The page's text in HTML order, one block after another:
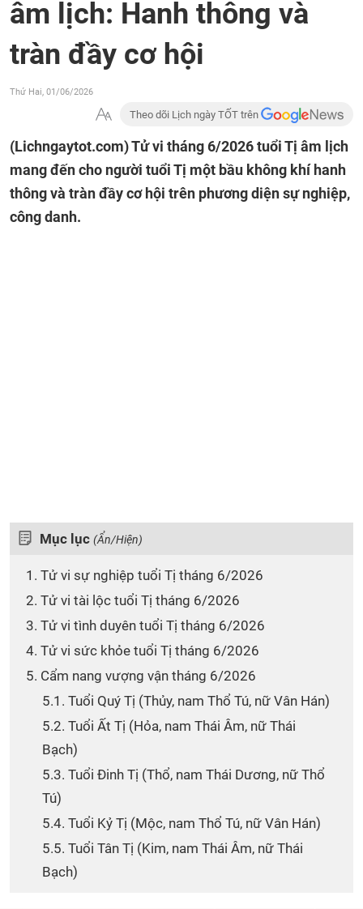
âm lịch: Hanh thông và
tràn đầy cơ hội
Thứ Hai, 01/06/2026
Theo dõi Lịch ngày TỐT trên
(Lichngaytot.com)Tử vi tháng 6/2026 tuổi Tị âm lịch
mang đến cho người tuổi Tị một bầu không khí hanh
thông và tràn đầy cơ hội trên phương diện sự nghiệp,
công danh.
Mục lục (Ẩn/Hiện)
1. Tử vi sự nghiệp tuổi Tị tháng 6/2026
2. Tử vi tài lộc tuổi Tị tháng 6/2026
3. Tử vi tình duyên tuổi Tị tháng 6/2026
4. Tử vi sức khỏe tuổi Tị tháng 6/2026
5. Cẩm nang vượng vận tháng 6/2026
5.1. Tuổi Quý Tị (Thủy, nam Thổ Tú, nữ Vân Hán)
5.2. Tuổi Ất Tị (Hỏa, nam Thái Âm, nữ Thái
Bạch)
5.3. Tuổi Đinh Tị (Thổ, nam Thái Dương, nữ Thổ
Tú)
5.4. Tuổi Kỷ Tị (Mộc, nam Thổ Tú, nữ Vân Hán)
5.5. Tuổi Tân Tị (Kim, nam Thái Âm, nữ Thái
Bạch)